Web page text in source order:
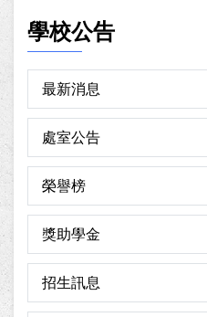
學校公告
最新消息
處室公告
榮譽榜
獎助學金
招生訊息